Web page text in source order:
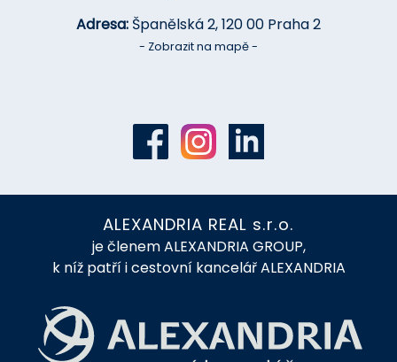
Adresa: Španělská 2, 120 00 Praha 2
- Zobrazit na mapě -
ALEXANDRIA REAL s.r.o.
je členem ALEXANDRIA GROUP,
k níž patří i cestovní kancelář ALEXANDRIA